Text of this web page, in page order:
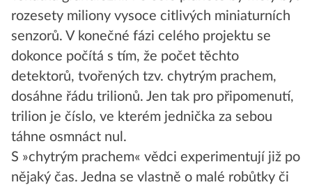
rozesety miliony vysoce citlivých miniaturních
senzorů. V konečné fázi celého projektu se
dokonce počítá s tím, že počet těchto
detektorů, tvořených tzv. chytrým prachem,
dosáhne řádu trilionů. Jen tak pro připomenutí,
trilion je číslo, ve kterém jednička za sebou
táhne osmnáct nul.
S »chytrým prachem« vědci experimentují již po
nějaký čas. Jedna se vlastně o malé robůtky či